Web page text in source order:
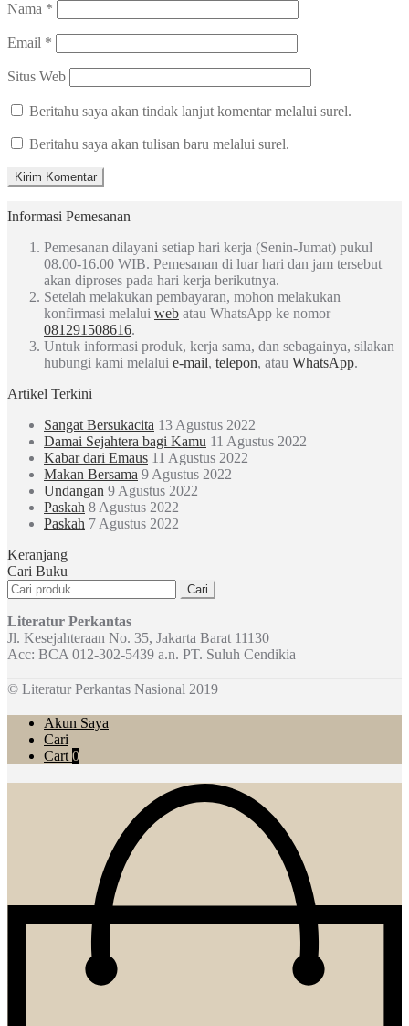
Nama *
Email *
Situs Web
Beritahu saya akan tindak lanjut komentar melalui surel.
Beritahu saya akan tulisan baru melalui surel.
Informasi Pemesanan
Pemesanan dilayani setiap hari kerja (Senin-Jumat) pukul
08.00-16.00 WIB. Pemesanan di luar hari dan jam tersebut
akan diproses pada hari kerja berikutnya.
Setelah melakukan pembayaran, mohon melakukan
konfirmasi melalui web atau WhatsApp ke nomor
081291508616.
Untuk informasi produk, kerja sama, dan sebagainya, silakan
hubungi kami melalui e-mail, telepon, atau WhatsApp.
Artikel Terkini
Sangat Bersukacita 13 Agustus 2022
Damai Sejahtera bagi Kamu 11 Agustus 2022
Kabar dari Emaus 11 Agustus 2022
Makan Bersama 9 Agustus 2022
Undangan 9 Agustus 2022
Paskah 8 Agustus 2022
Paskah 7 Agustus 2022
Keranjang
Cari Buku
Pencarian
untuk:
Cari
Literatur Perkantas
Jl. Kesejahteraan No. 35, Jakarta Barat 11130
Acc: BCA 012-302-5439 a.n. PT. Suluh Cendikia
© Literatur Perkantas Nasional 2019
Akun Saya
Cari
Cart 0